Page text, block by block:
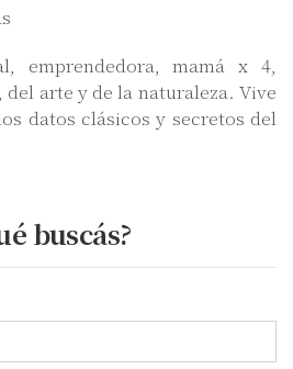
emprendedora, mamá x 4,
arte y de la naturaleza. Vive
datos clásicos y secretos del
buscás?